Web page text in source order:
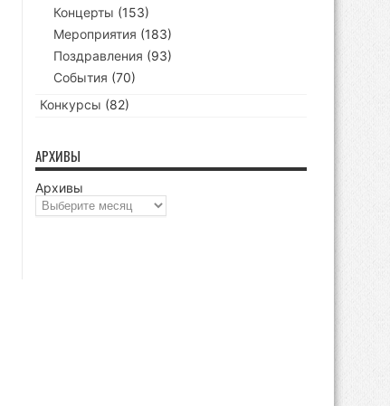
Концерты (153)
Мероприятия (183)
Поздравления (93)
События (70)
Конкурсы (82)
АРХИВЫ
Архивы